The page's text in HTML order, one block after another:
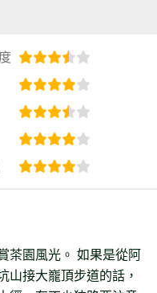
茶園風光。 如果是從阿
山接大巃頂步道的話，